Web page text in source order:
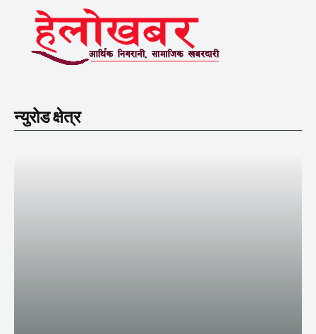
न्युरोड क्षेत्र